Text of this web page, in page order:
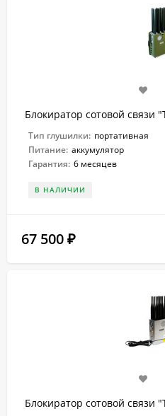
Блокиратор сотовой связи
Тип глушилки: портативная
Питание: аккумулятор
Гарантия: 6 месяцев
В НАЛИЧИИ
67 500 ₽
Блокиратор сотовой связи